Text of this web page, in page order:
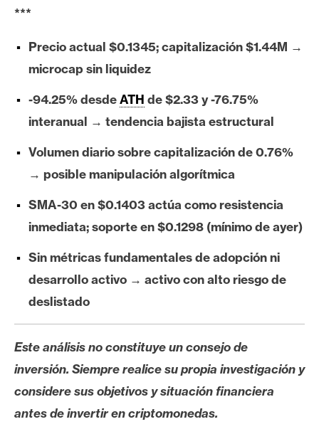
r
e
u
m
A
A
n
l
i
s
N
o
t
***
Precio actual $0.1345; capitalización $1.44M →
microcap sin liquidez
-94.25% desdeATH de $2.33 y -76.75%
interanual → tendencia bajista estructural
Volumen diario sobre capitalización de 0.76%
→ posible manipulación algorítmica
SMA-30 en $0.1403 actúa como resistencia
inmediata; soporte en $0.1298 (mínimo de ayer)
Sin métricas fundamentales de adopción ni
desarrollo activo → activo con alto riesgo de
deslistado
Este análisis no constituye un consejo de
inversión. Siempre realice su propia investigación y
considere sus objetivos y situación financiera
antes de invertir en criptomonedas.